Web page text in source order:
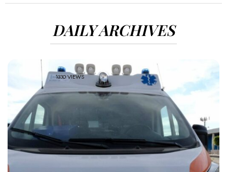
DAILY ARCHIVES
1330 VIEWS